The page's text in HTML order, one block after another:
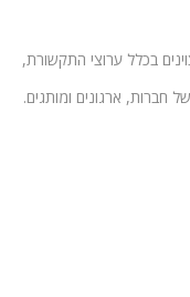
בכלל ערוצי התקשורת,
חברות, ארגונים ומותגים.